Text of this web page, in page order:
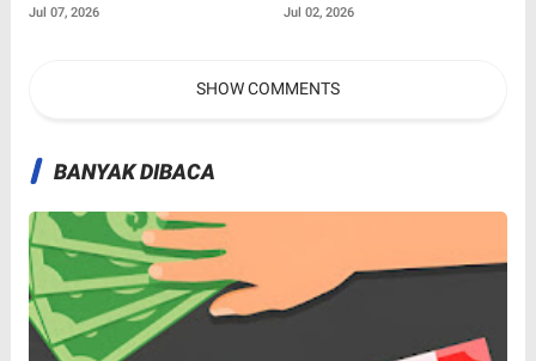
Semprot Label 'Tidak Laik
Jul 07, 2026
Perang Melawan Tawuran,
Jul 02, 2026
SHOW COMMENTS
BANYAK DIBACA